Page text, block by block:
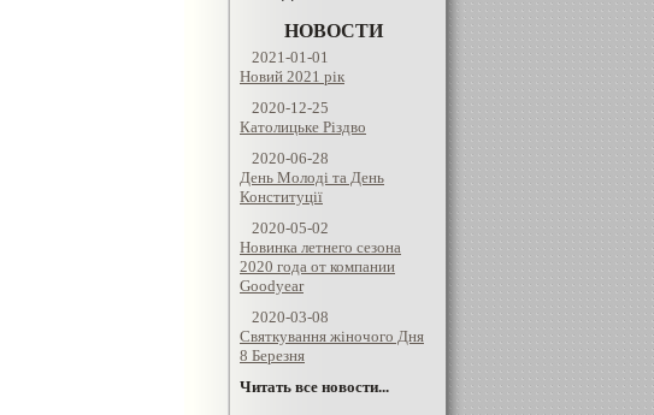
НОВОСТИ
2021-01-01
Новий 2021 рік
2020-12-25
Католицьке Різдво
2020-06-28
День Молоді та День
Конституції
2020-05-02
Новинка летнего сезона
2020 года от компании
Goodyear
2020-03-08
Святкування жіночого Дня
8 Березня
Читать все новости...